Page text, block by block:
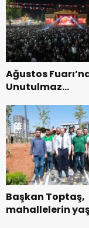
Ağustos
Unutulmaz
Başkan Toptaş,
mahallelerin